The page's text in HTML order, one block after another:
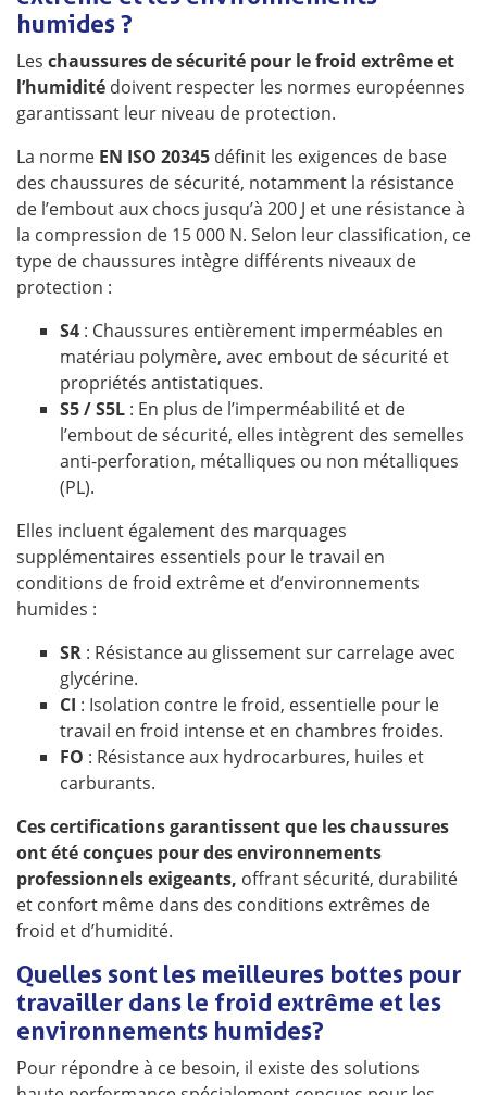
humides ?
Les chaussures de sécurité pour le froid extrême et
l’humidité doivent respecter les normes européennes
garantissant leur niveau de protection.
La norme EN ISO 20345 définit les exigences de base
des chaussures de sécurité, notamment la résistance
de l’embout aux chocs jusqu’à 200 J et une résistance à
la compression de 15 000 N. Selon leur classification, ce
type de chaussures intègre différents niveaux de
protection :
S4 : Chaussures entièrement imperméables en
matériau polymère, avec embout de sécurité et
propriétés antistatiques.
S5 / S5L : En plus de l’imperméabilité et de
l’embout de sécurité, elles intègrent des semelles
anti-perforation, métalliques ou non métalliques
(PL).
Elles incluent également des marquages
supplémentaires essentiels pour le travail en
conditions de froid extrême et d’environnements
humides :
SR : Résistance au glissement sur carrelage avec
glycérine.
CI : Isolation contre le froid, essentielle pour le
travail en froid intense et en chambres froides.
FO : Résistance aux hydrocarbures, huiles et
carburants.
Ces certifications garantissent que les chaussures
ont été conçues pour des environnements
professionnels exigeants, offrant sécurité, durabilité
et confort même dans des conditions extrêmes de
froid et d’humidité.
Quelles sont les meilleures bottes pour
travailler dans le froid extrême et les
environnements humides ?
Pour répondre à ce besoin, il existe des solutions